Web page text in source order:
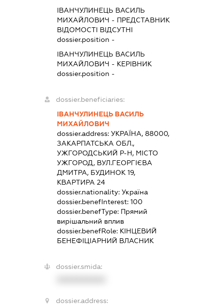
ІВАНЧУЛИНЕЦЬ ВАСИЛЬ
МИХАЙЛОВИЧ - ПРЕДСТАВНИК
ВІДОМОСТІ ВІДСУТНІ
dossier.position -
ІВАНЧУЛИНЕЦЬ ВАСИЛЬ
МИХАЙЛОВИЧ - КЕРІВНИК
dossier.position -
dossier.beneficiaries:
ІВАНЧУЛИНЕЦЬ ВАСИЛЬ
МИХАЙЛОВИЧ
dossier.address:УКРАЇНА, 88000,
ЗАКАРПАТСЬКА ОБЛ.,
УЖГОРОДСЬКИЙ Р-Н, МІСТО
УЖГОРОД, ВУЛ.ГЕОРГІЄВА
ДМИТРА, БУДИНОК 19,
КВАРТИРА 24
dossier.nationality:Україна
dossier.benefInterest:100
dossier.benefType: Прямий
вирішальний вплив
dossier.benefRole: КІНЦЕВИЙ
БЕНЕФІЦІАРНИЙ ВЛАСНИК
dossier.smida:
dossier.address: